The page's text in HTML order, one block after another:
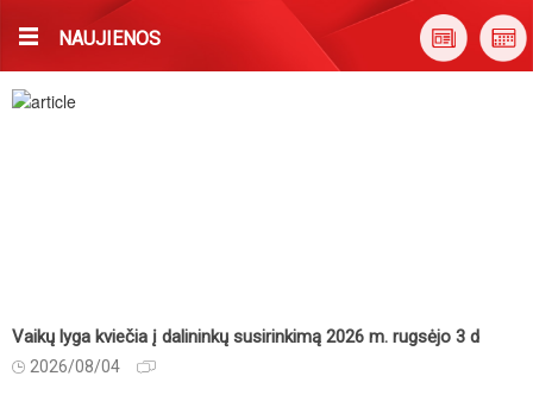
NAUJIENOS
Vaikų lyga kviečia į dalininkų susirinkimą 2026 m. rugsėjo 3 d
2026/08/04